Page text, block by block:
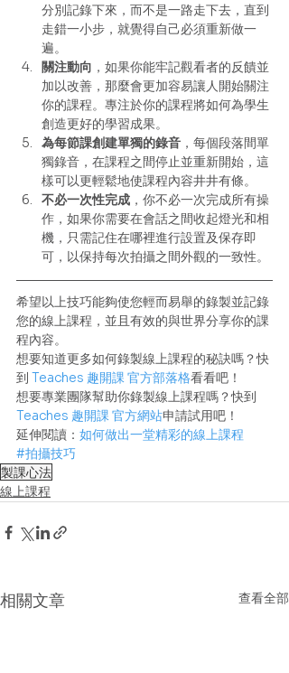
分別記錄下來，而不是一路走下去，直到
走錯一小步，就覺得自己必須重新做一
遍。
關注動向 ，如果你能牢記觀看者的反饋並
加以改善，那麼會更加容易讓人開始關注
你的課程。專注於你的課程將如何為學生
創造更好的學習成果。
為每節課創建單獨的錄音 ，每個段落間單
獨錄音，在課程之間停止並重新開始，這
樣可以更輕鬆地使課程內容井井有條。
不必一次性完成 ，你不必一次完成所有操
作，如果你需要在會話之間收起燈光和相
機，只需記住在哪裡進行設置及保存即
可，以保持每次拍攝之間外觀的一致性。
希望以上技巧能夠使您輕而易舉的錄製並記錄
您的線上課程，並且有效的與世界分享你的課
程內容。
想要知道更多如何錄製線上課程的秘訣嗎？快
到 Teaches 趣開課 官方部落格看看吧！
想要專業團隊幫助你錄製線上課程嗎？快到
Teaches 趣開課 官方網站申請試用吧！
延伸閱讀： 如何做出一堂精彩的線上課程
#拍攝技巧
製課心法
線上課程
相關文章 查看全部